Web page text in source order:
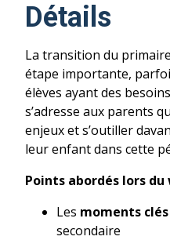
Détails
La transition du
étape importante,
élèves ayant des
s’adresse aux parents
enjeux et s’outiller
leur enfant dans cette
Points abordés lors
Les moments clés
secondaire